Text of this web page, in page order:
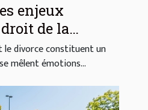
enjeux
de la
divorce constituent un
mêlent émotions...